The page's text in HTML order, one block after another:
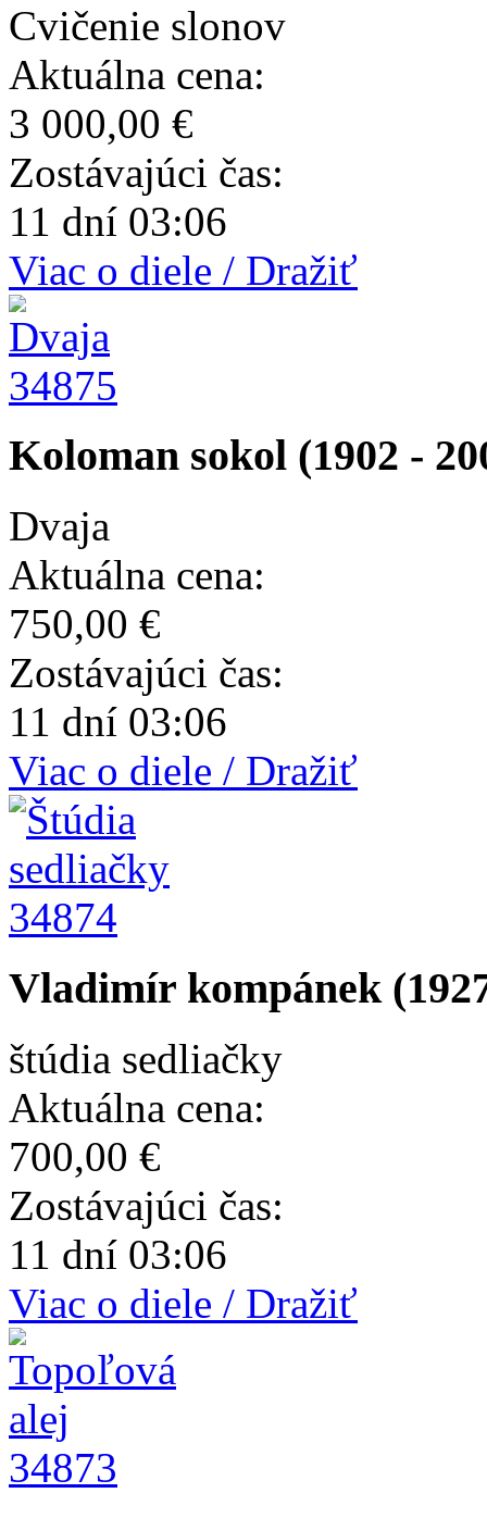
Cvičenie slonov
Aktuálna cena:
3 000,00 €
Zostávajúci čas:
11 dní 03:06
Viac o diele / Dražiť
34875
Koloman sokol (1902 -
Dvaja
Aktuálna cena:
750,00 €
Zostávajúci čas:
11 dní 03:06
Viac o diele / Dražiť
34874
Vladimír kompánek
štúdia sedliačky
Aktuálna cena:
700,00 €
Zostávajúci čas:
11 dní 03:06
Viac o diele / Dražiť
34873